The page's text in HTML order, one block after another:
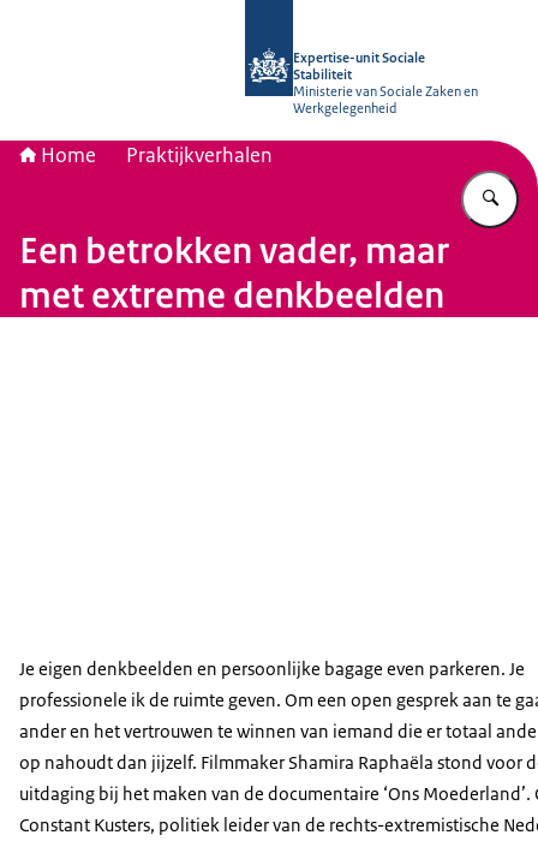
Expertise-unit Sociale
Stabiliteit
Ministerie van Sociale Zaken en
Werkgelegenheid
Home Praktijkverhalen
Een betrokken vader, maar
met extreme denkbeelden
Je eigen denkbeelden en persoonlijke bagage even parkeren. Je
professionele ik de ruimte geven. Om een open gesprek aan te
ander en het vertrouwen te winnen van iemand die er totaal
op nahoudt dan jijzelf. Filmmaker Shamira Raphaëla stond voor
uitdaging bij het maken van de documentaire ‘Ons Moederland’.
Constant Kusters, politiek leider van de rechts-extremistische